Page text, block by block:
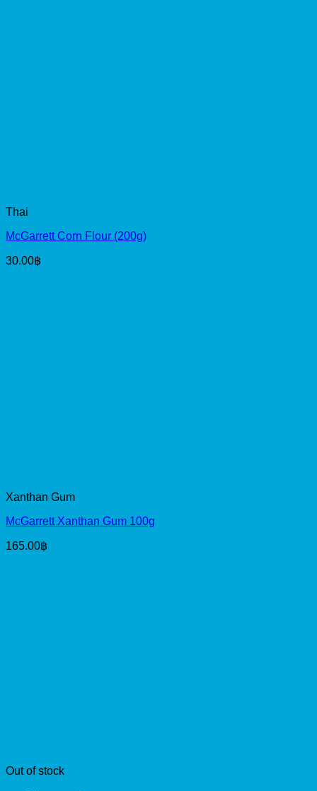
Thai
McGarrett Corn Flour (200g)
30.00฿
Xanthan Gum
McGarrett Xanthan Gum 100g
165.00฿
Out of stock